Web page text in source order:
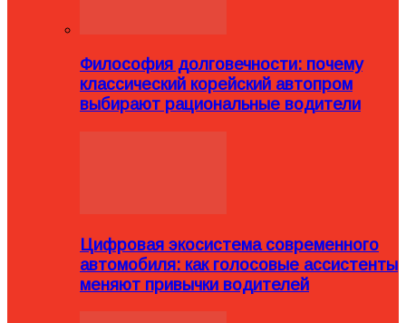
Философия долговечности: почему
классический корейский автопром
выбирают рациональные водители
Цифровая экосистема современного
автомобиля: как голосовые ассистенты
меняют привычки водителей